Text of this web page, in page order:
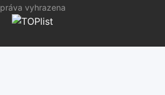
práva vyhrazena